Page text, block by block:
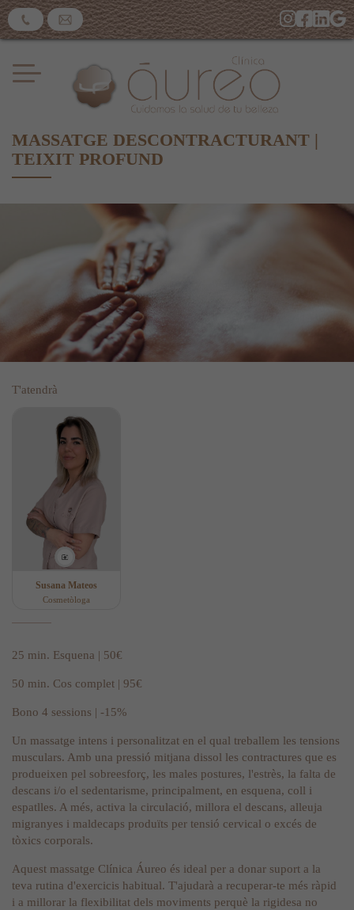
MASSATGE DESCONTRACTURANT |
TEIXIT PROFUND
T'atendrà
Susana Mateos
Cosmetòloga
25 min. Esquena | 50€
50 min. Cos complet | 95€
Bono 4 sessions | -15%
Un massatge intens i personalitzat en el qual treballem les tensions
musculars. Amb una pressió mitjana dissol les contractures que es
produeixen pel sobreesforç, les males postures, l'estrès, la falta de
descans i/o el sedentarisme, principalment, en esquena, coll i
espatlles. A més, activa la circulació, millora el descans, alleuja
migranyes i maldecaps produïts per tensió cervical o excés de
tòxics corporals.
Aquest massatge Clínica Áureo és ideal per a donar suport a la
teva rutina d'exercicis habitual. T'ajudarà a recuperar-te més ràpid
i a millorar la flexibilitat dels moviments perquè la rigidesa no